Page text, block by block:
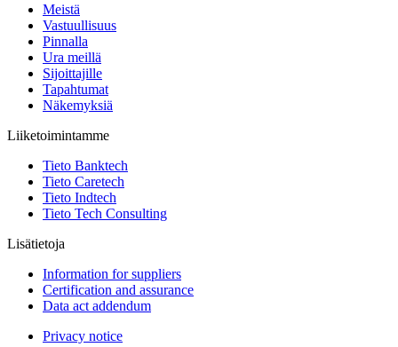
Meistä
Vastuullisuus
Pinnalla
Ura meillä
Sijoittajille
Tapahtumat
Näkemyksiä
Liiketoimintamme
Tieto Banktech
Tieto Caretech
Tieto Indtech
Tieto Tech Consulting
Lisätietoja
Information for suppliers
Certification and assurance
Data act addendum
Privacy notice